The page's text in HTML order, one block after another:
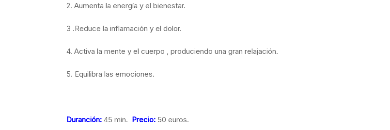
2. Aumenta la energía y el bienestar.
3 .Reduce la inflamación y el dolor.
4. Activa la mente y el cuerpo , produciendo una gran relajación.
5. Equilibra las emociones.
Duranción: 45 min. Precio: 50 euros.